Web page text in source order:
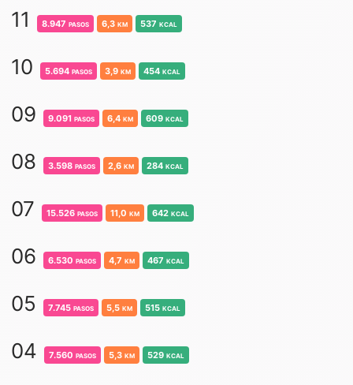
11 8.947 pasos 6,3 km 537 kcal
10 5.694 pasos 3,9 km 454 kcal
09 9.091 pasos 6,4 km 609 kcal
08 3.598 pasos 2,6 km 284 kcal
07 15.526 pasos 11,0 km 642 kcal
06 6.530 pasos 4,7 km 467 kcal
05 7.745 pasos 5,5 km 515 kcal
04 7.560 pasos 5,3 km 529 kcal